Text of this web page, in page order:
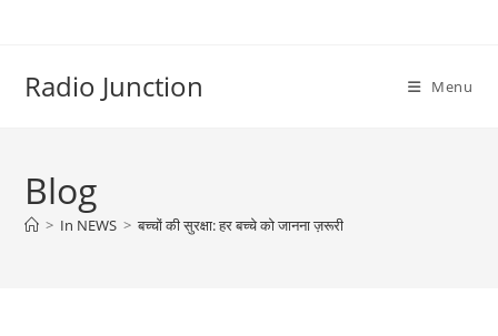
Radio Junction Menu
Blog
> In NEWS > बच्चों की सुरक्षा: हर बच्चे को जानना ज़रूरी